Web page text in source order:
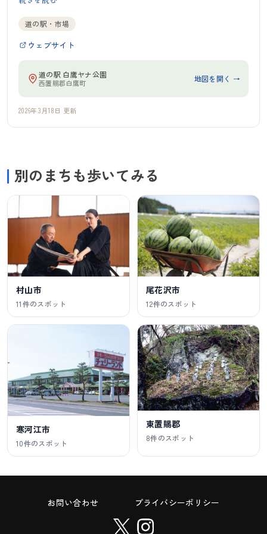
道の駅・市場
ウェブサイト
道の駅 白鷹ヤナ公園
西置賜郡白鷹町 地図を開く →
2026年3月18日 更新
別のまちも歩いてみる
村山市
11件のスポット
尾花沢市
12件のスポット
寒河江市
10件のスポット
東置賜郡
8件のスポット
お問い合わせ プライバシーポリシー